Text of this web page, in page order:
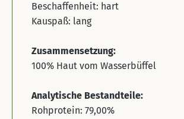
Beschaffenheit: hart
Kauspaß: lang
Zusammensetzung:
100% Haut vom Wasserbüffel
Analytische Bestandteile:
Rohprotein: 79,00%